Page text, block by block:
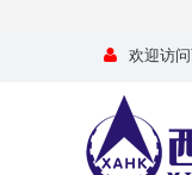
欢迎访